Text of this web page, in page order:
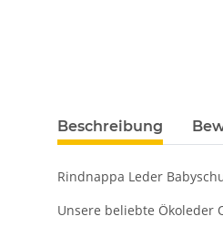
Beschreibung
Rindnappa Leder
Unsere beliebte Ökoleder